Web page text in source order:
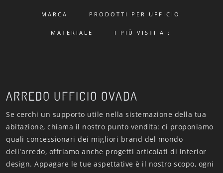
MARCA PRODOTTI PER UFFICIO
MATERIALE I PIÙ VISTI A :
ARREDO UFFICIO OVADA
Se cerchi un supporto utile nella sistemazione della tua
abitazione, chiama il nostro punto vendita: ci proponiamo
quali concessionari dei migliori brand del mondo
dell'arredo, offriamo anche progetti articolati di interior
design. Appagare le tue aspettative è il nostro scopo, ogni